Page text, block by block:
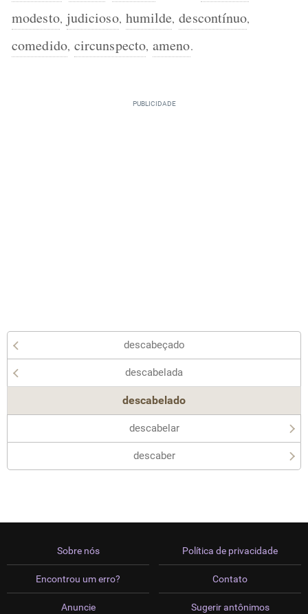
modesto, judicioso, humilde, descontínuo,
comedido, circunspecto, ameno.
descabeçado
descabelada
descabelado
descabelar
descaber
Sobre nós
Encontrou um erro?
Anuncie
Política de privacidade
Contato
Sugerir antônimos